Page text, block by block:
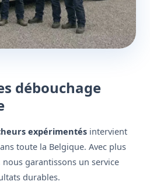
débouchage
expérimentés intervient
toute la Belgique. Avec plus
nous garantissons un service
durables.